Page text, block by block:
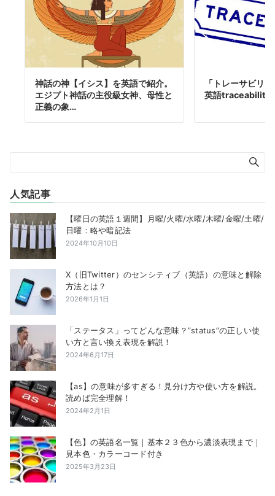
神話の神【イシス】を英語で紹介。
エジプト神話の主役級女神、母性と
正義の象…
「トレーサビリ
英語traceability
人気記事
【曜日の英語１週間】月曜/火曜/水曜/木曜/金曜/土曜/
日曜：略や暗記法
2024年10月10日
X（旧Twitter）のセンシティブ（英語）の意味と解除
方法とは？
2026年1月1日
「ステータス」ってどんな意味？”status”の正しい使
い方と言い換え表現を解説！
2024年6月17日
【as】の意味が多すぎる！見分け方や使い方を解説。
読めば完全理解！
2024年2月1日
【色】の英語名一覧｜基本２３色から濃淡表現まで｜
見本色・カラーコード付き
2025年3月23日